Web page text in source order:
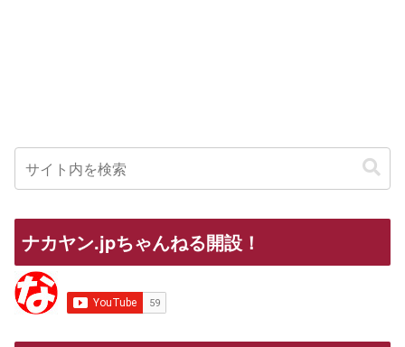
ナカヤン.jpちゃんねる開設！